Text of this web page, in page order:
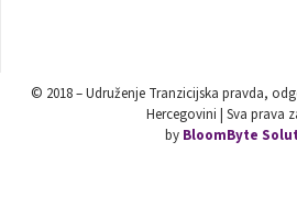
© 2018 – Udruženje Tranzicijska pravda,
Hercegovini | Sva prava
by BloomByte